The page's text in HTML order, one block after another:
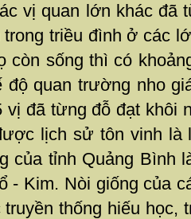
vị quan lớn khác đã
triều đình ở các
còn sống thì có
độ quan trường nho
đã từng đỗ đạt khôi
lịch sử tôn vinh là
của tỉnh Quảng Bình
- Kim. Nòi giống của
thống hiếu học,